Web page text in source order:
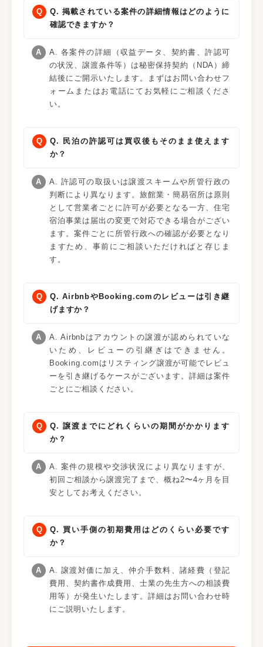
Q. 掲載されている案件の詳細情報はどのように
確認できますか？
A. 各案件の詳細（収益データ、契約書、許認可
の状況、譲渡条件等）は秘密保持契約（NDA）締
結後にご開示いたします。まずはお問い合わせフ
ォームまたはお電話にてお気軽にご相談くださ
い。
Q. 民泊の許認可は買収後もそのまま使えます
か？
A. 許認可の取扱いは譲渡スキームや所管行政の
判断により異なります。旅館業・簡易宿所は原則
として営業者ごとに許可が必要となる一方、住宅
宿泊事業は届出の変更で対応できる場合がござい
ます。案件ごとに所管行政への確認が必要となり
ますため、事前にご相談いただければと存じま
す。
Q. AirbnbやBooking.comのレビューは引き継
げますか？
A. Airbnbはアカウントの譲渡が認められていな
いため、レビューの引継ぎはできません。
Booking.comはリスティング譲渡が可能でレビュ
ーを引き継げるケースがございます。詳細は案件
ごとにご相談ください。
Q. 譲渡までにどれくらいの期間がかかります
か？
A. 案件の規模や交渉状況により異なりますが、
初回ご相談から譲渡完了まで、概ね2〜4ヶ月を目
安としてお考えください。
Q. 買い手側の初期費用はどのくらい必要です
か？
A. 譲渡対価に加え、仲介手数料、諸経費（登記
費用、契約書作成費用、士業の先生方への相談費
用等）が発生いたします。詳細はお問い合わせ時
にご説明いたします。